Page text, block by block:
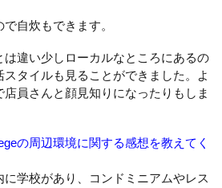
自炊もできます。
違い少しローカルなところにあるの
タイルも見ることができました。よ
店員さんと顔見知りになったりもしま
の周辺環境に関する感想を教えてく
学校があり、コンドミニアムやレス